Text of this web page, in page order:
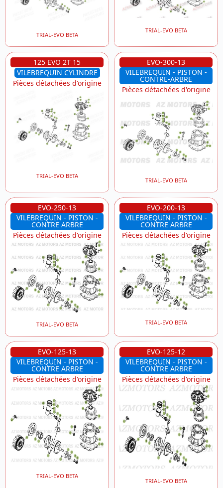
TRIAL-EVO BETA
TRIAL-EVO BETA
125 EVO 2T 15
VILEBREQUIN CYLINDRE
Pièces détachées d'origine
TRIAL-EVO BETA
EVO-300-13
VILEBREQUIN - PISTON -
CONTRE-ARBRE
Pièces détachées d'origine
TRIAL-EVO BETA
EVO-250-13
VILEBREQUIN - PISTON -
CONTRE ARBRE
Pièces détachées d'origine
TRIAL-EVO BETA
EVO-200-13
VILEBREQUIN - PISTON -
CONTRE ARBRE
Pièces détachées d'origine
TRIAL-EVO BETA
EVO-125-13
VILEBREQUIN - PISTON -
CONTRE ARBRE
Pièces détachées d'origine
TRIAL-EVO BETA
EVO-125-12
VILEBREQUIN - PISTON -
CONTRE ARBRE
Pièces détachées d'origine
TRIAL-EVO BETA